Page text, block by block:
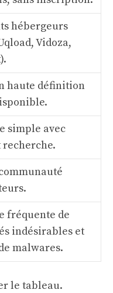
hébergeurs
Vidoza,
haute définition
simple avec
fréquente de
indésirables et
malwares.
le tableau.